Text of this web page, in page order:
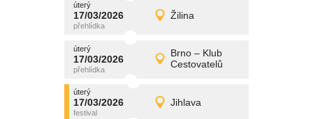
úterý
17/03/2026 Žilina
úterý
17/03/2026 Detail
promítání
úterý
17/03/2026
Brno – Klub
Cestovatelů
úterý
17/03/2026 Detail
promítání
úterý
17/03/2026 Jihlava
úterý
17/03/2026 Detail
promítání